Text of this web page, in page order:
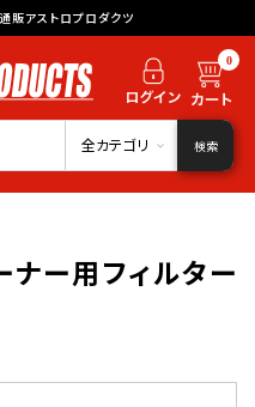
販アストロプロダクツ
0
全カテゴリ 検索
ー用フィルター